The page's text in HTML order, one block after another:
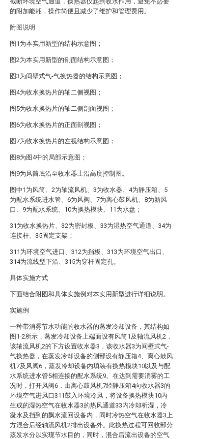
的附加能耗，操作简便且减少了维护和管理费用。
附图说明
图1为本实用新型的结构示意图；
图2为本实用新型的剖面结构示意图；
图3为间壁式气-气换热器的结构示意图；
图4为收水换热片的轴二侧视图；
图5为收水换热片的轴二侧剖面视图；
图6为收水换热片的正面剖视图；
图7为收水换热片的左视结构示意图；
图8为图4中的局部示意图；
图9为风筒底沿至收水器上沿高度控制图。
图中1为风筒、2为轴流风机、3为收水器、4为静压箱、5
为配水系统进水管、6为风阀、7为离心鼓风机、8为新风
口、9为配水系统、10为换热模块、11为水盘；
31为收水换热片、32为密封板、33为湿热空气通道、34为
连接杆、35固定支架；
311为环境空气进口、312为挡板、313为环境空气出口、
314为流线型下沿、315为穿杆固定孔。
具体实施方式
下面结合附图和具体实施例对本实用新型进行详细说明。
实施例
一种带消雾节水功能的收水器的蒸发冷却设备，其结构如
图1-2所示，蒸发冷却设备上端面设有风筒1及轴流风机2，
该轴流风机2的下方设置收水器3，该收水器3为间壁式气-
气换热器，在蒸发冷却设备的侧部设有静压箱4、离心鼓风
机7及风阀6，蒸发冷却设备内填装有换热模块10以及与配
水系统进水管5相连接的配水系统9。在达到需要消雾的工
况时，打开风阀6，由离心鼓风机7经静压箱4向收水器3的
环境空气进风口311鼓入环境冷风，将设备换热模块10内
生成的湿热空气在收水器3的热风通道33内冷却析湿，冷
凝水及挡到的飘水流回设备内，同时冷热空气在收水器3上
方混合后经轴流风机2排出设备外。此换热过程可回收部分
蒸发水分以实现节水目的，同时，混合后流出设备的空气